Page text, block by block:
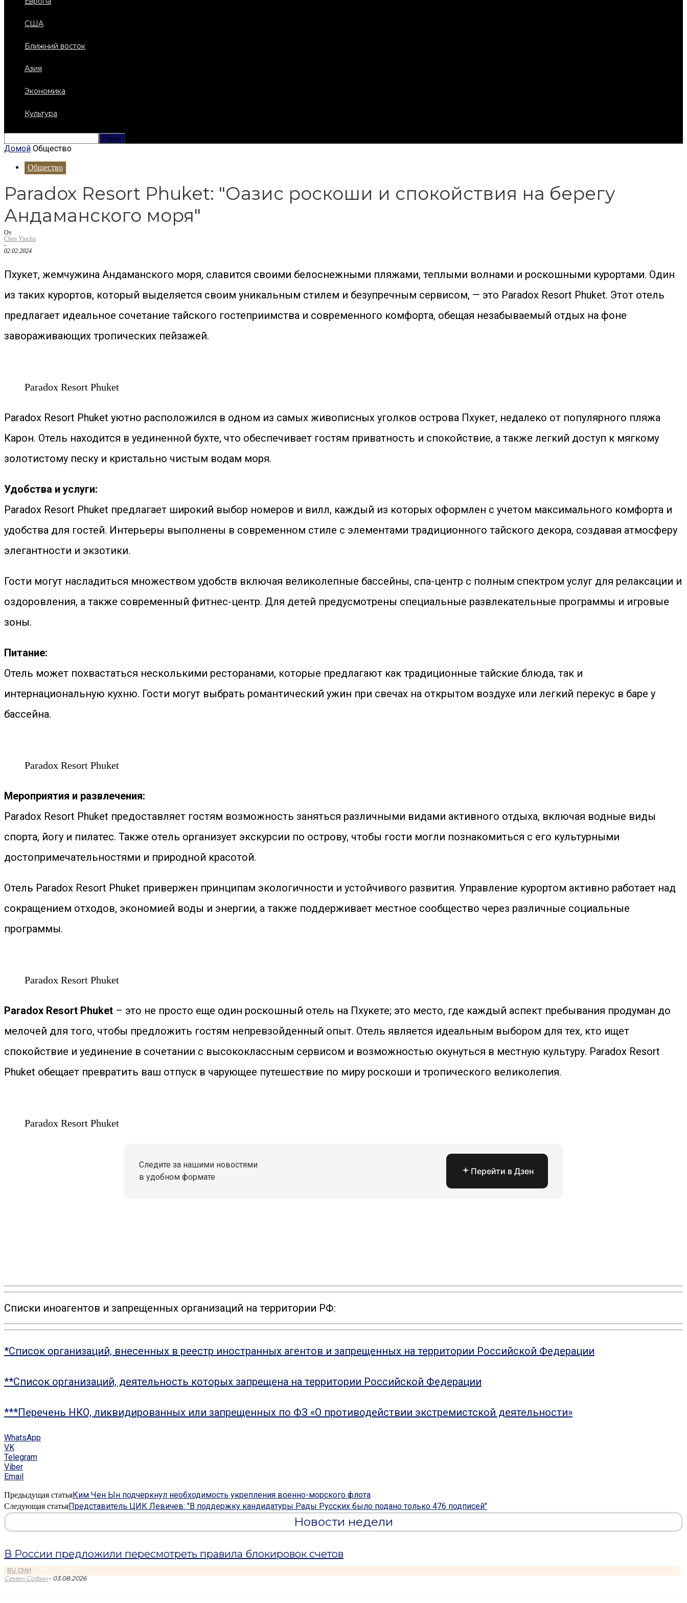
США
Ближний восток
Азия
Экономика
Культура
Домой Общество
Общество
Paradox Resort Phuket: "Оазис роскоши и спокойствия на берегу
Андаманского моря"
От
Chen Yinchu
-
02.02.2024
Пхукет, жемчужина Андаманского моря, славится своими белоснежными пляжами, теплыми волнами и роскошными курортами. Один
из таких курортов, который выделяется своим уникальным стилем и безупречным сервисом, — это Paradox Resort Phuket. Этот отель
предлагает идеальное сочетание тайского гостеприимства и современного комфорта, обещая незабываемый отдых на фоне
завораживающих тропических пейзажей.
Paradox Resort Phuket
Paradox Resort Phuket уютно расположился в одном из самых живописных уголков острова Пхукет, недалеко от популярного пляжа
Карон. Отель находится в уединенной бухте, что обеспечивает гостям приватность и спокойствие, а также легкий доступ к мягкому
золотистому песку и кристально чистым водам моря.
Удобства и услуги:
Paradox Resort Phuket предлагает широкий выбор номеров и вилл, каждый из которых оформлен с учетом максимального комфорта и
удобства для гостей. Интерьеры выполнены в современном стиле с элементами традиционного тайского декора, создавая атмосферу
элегантности и экзотики.
Гости могут насладиться множеством удобств включая великолепные бассейны, спа-центр с полным спектром услуг для релаксации и
оздоровления, а также современный фитнес-центр. Для детей предусмотрены специальные развлекательные программы и игровые
зоны.
Питание:
Отель может похвастаться несколькими ресторанами, которые предлагают как традиционные тайские блюда, так и
интернациональную кухню. Гости могут выбрать романтический ужин при свечах на открытом воздухе или легкий перекус в баре у
бассейна.
Paradox Resort Phuket
Мероприятия и развлечения:
Paradox Resort Phuket предоставляет гостям возможность заняться различными видами активного отдыха, включая водные виды
спорта, йогу и пилатес. Также отель организует экскурсии по острову, чтобы гости могли познакомиться с его культурными
достопримечательностями и природной красотой.
Отель Paradox Resort Phuket привержен принципам экологичности и устойчивого развития. Управление курортом активно работает над
сокращением отходов, экономией воды и энергии, а также поддерживает местное сообщество через различные социальные
программы.
Paradox Resort Phuket
Paradox Resort Phuket – это не просто еще один роскошный отель на Пхукете; это место, где каждый аспект пребывания продуман до
мелочей для того, чтобы предложить гостям непревзойденный опыт. Отель является идеальным выбором для тех, кто ищет
спокойствие и уединение в сочетании с высококлассным сервисом и возможностью окунуться в местную культуру. Paradox Resort
Phuket обещает превратить ваш отпуск в чарующее путешествие по миру роскоши и тропического великолепия.
Paradox Resort Phuket
Следите за нашими новостями
в удобном формате
Перейти в Дзен
Списки иноагентов и запрещенных организаций на территории РФ:
*Список организаций, внесенных в реестр иностранных агентов и запрещенных на территории Российской Федерации
**Список организаций, деятельность которых запрещена на территории Российской Федерации
***Перечень НКО, ликвидированных или запрещенных по ФЗ «О противодействии экстремистской деятельности»
WhatsApp
VK
Telegram
Viber
Email
Предыдущая статьяКим Чен Ын подчеркнул необходимость укрепления военно-морского флота
Следующая статьяПредставитель ЦИК Левичев: "В поддержку кандидатуры Рады Русских было подано только 476 подписей"
Новости недели
В России предложили пересмотреть правила блокировок счетов
RU СМИ
Семен Софин - 03.08.2026